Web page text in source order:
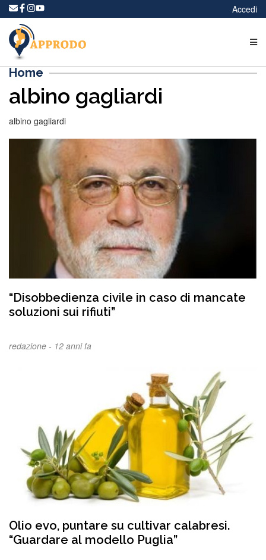
Accedi
Home
albino gagliardi
albino gagliardi
“Disobbedienza civile in caso di mancate
soluzioni sui rifiuti”
redazione - 12 anni fa
Olio evo, puntare su cultivar calabresi.
“Guardare al modello Puglia”